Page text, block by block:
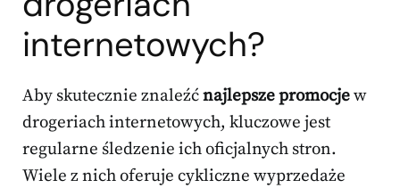
internetowych?
Aby skutecznie znaleźćnajlepsze promocjew
drogeriach internetowych, kluczowe jest
regularne śledzenie ich oficjalnych stron.
Wiele z nich oferuje cykliczne wyprzedaże